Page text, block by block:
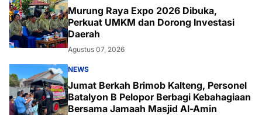
Murung Raya Expo 2026 Dibuka,
Perkuat UMKM dan Dorong Investasi
Daerah
Agustus 07, 2026
NEWS
Jumat Berkah Brimob Kalteng, Personel
Batalyon B Pelopor Berbagi Kebahagiaan
Bersama Jamaah Masjid Al-Amin